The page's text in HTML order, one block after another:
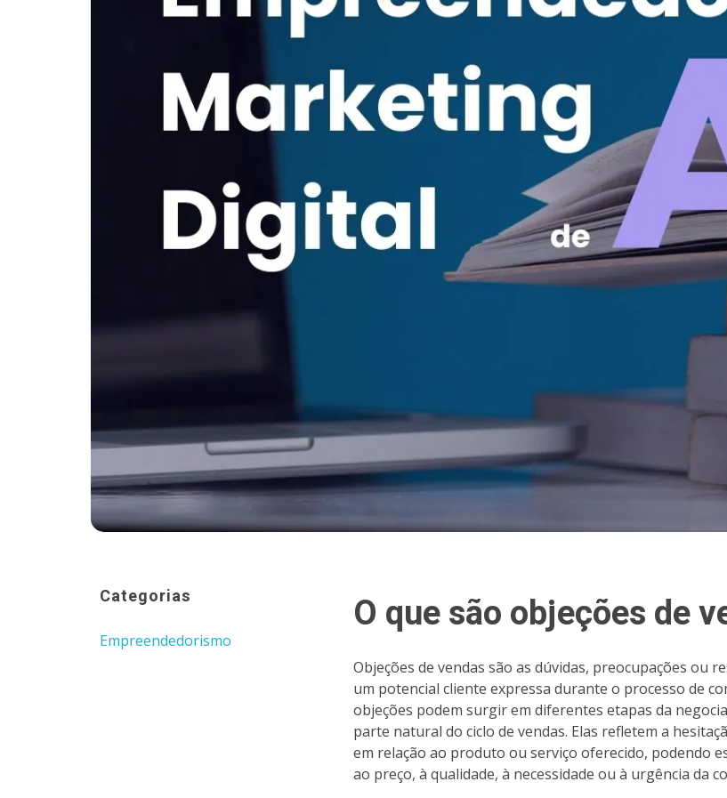
Categorias
Empreendedorismo
O que são objeções de
Objeções de vendas são as dúvidas, preocupações ou
um potencial cliente expressa durante o processo de
objeções podem surgir em diferentes etapas da
parte natural do ciclo de vendas. Elas refletem a
em relação ao produto ou serviço oferecido, podendo
ao preço, à qualidade, à necessidade ou à urgência da